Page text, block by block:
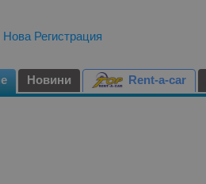
Нова Регистрация
Новини Rent-a-car